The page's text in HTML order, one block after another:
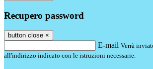
Recupero password
button close ×
E-mail Verrà
all'indirizzo indicato con le istruzioni necessarie.